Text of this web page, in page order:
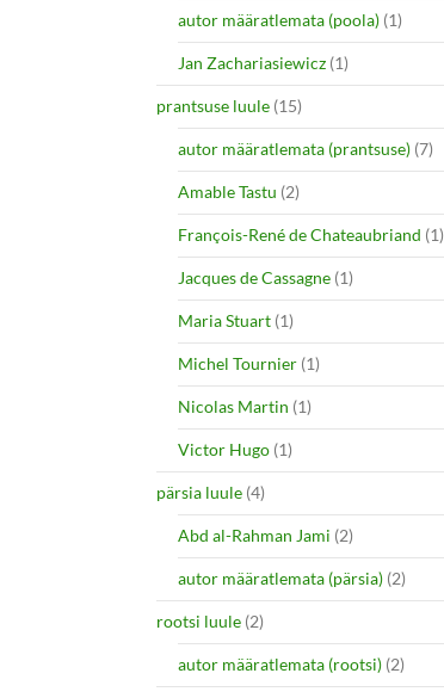
autor määratlemata (poola) (1)
Jan Zachariasiewicz (1)
prantsuse luule (15)
autor määratlemata (prantsuse) (7)
Amable Tastu (2)
François-René de Chateaubriand (1)
Jacques de Cassagne (1)
Maria Stuart (1)
Michel Tournier (1)
Nicolas Martin (1)
Victor Hugo (1)
pärsia luule (4)
Abd al-Rahman Jami (2)
autor määratlemata (pärsia) (2)
rootsi luule (2)
autor määratlemata (rootsi) (2)